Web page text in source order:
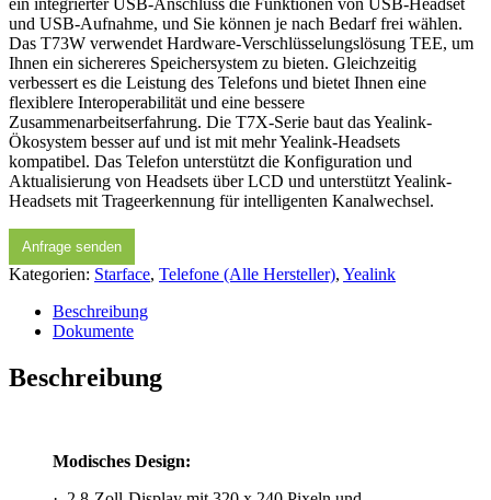
und USB-Aufnahme, und Sie können je nach Bedarf frei wählen.
Das T73W verwendet Hardware-Verschlüsselungslösung TEE, um
Ihnen ein sichereres Speichersystem zu bieten. Gleichzeitig
verbessert es die Leistung des Telefons und bietet Ihnen eine
flexiblere Interoperabilität und eine bessere
Zusammenarbeitserfahrung. Die T7X-Serie baut das Yealink-
Ökosystem besser auf und ist mit mehr Yealink-Headsets
kompatibel. Das Telefon unterstützt die Konfiguration und
Aktualisierung von Headsets über LCD und unterstützt Yealink-
Headsets mit Trageerkennung für intelligenten Kanalwechsel.
Anfrage senden
Kategorien: Starface, Telefone (Alle Hersteller), Yealink
Beschreibung
Dokumente
Beschreibung
Modisches Design: